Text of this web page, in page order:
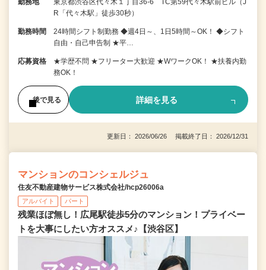
勤務地
東京都渋谷区代々木１丁目36-6 TC第59代々木駅前ビル（J
R「代々木駅」徒歩30秒）
勤務時間
24時間シフト制勤務 ◆週4日～、1日5時間～OK！ ◆シフト
自由・自己申告制 ★平…
応募資格
★学歴不問 ★フリーター大歓迎 ★WワークOK！ ★扶養内勤
務OK！
後で見る 詳細を見る
更新日： 2026/06/26 掲載終了日： 2026/12/31
マンションのコンシェルジュ
住友不動産建物サービス株式会社/hcp26006a
アルバイト パート
残業ほぼ無し！広尾駅徒歩5分のマンション！プライベー
トを大事にしたい方オススメ♪【渋谷区】